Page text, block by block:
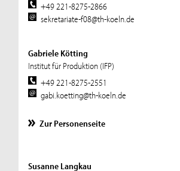
+49 221-8275-2866
sekretariate-f08@th-koeln.de
Gabriele Kötting
Institut für Produktion (IFP)
+49 221-8275-2551
gabi.koetting@th-koeln.de
Zur Personenseite
Susanne Langkau